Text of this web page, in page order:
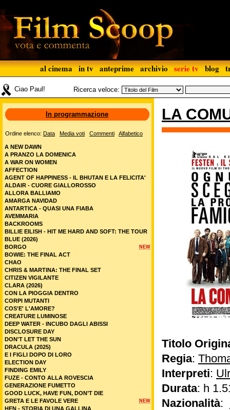
al cinema in tv anteprime archivio serie tv blog
Ciao Paul! Ricerca veloce:
LA
Titolo
Regia:
Interpreti:
Durata: h
Nazionalità:
In programmazione
Ordine elenco: Data Media voti Commenti Alfabetico
A NEW DAWN
A PRANZO LA DOMENICA
A WAR ON WOMEN
AFFECTION
AGENT OF HAPPINESS - IL BHUTAN E LA FELICITA'
ALDAIR - CUORE GIALLOROSSO
ALLORA BALLIAMO
AMARGA NAVIDAD
ANTARTICA - QUASI UNA FIABA
AVEMMARIA
BACKROOMS
BILLIE EILISH - HIT ME HARD AND SOFT: THE TOUR
BLUE (2026)
NEW
BORGO
BOWIE: THE FINAL ACT
CHAO
CHRIS & MARTINA: THE FINAL SET
CITIZEN VIGILANTE
CLARA (2026)
CON LA PIOGGIA DENTRO
CORPI MUTANTI
COS'E' L'AMORE?
CREATURE LUMINOSE
DEEP WATER - INCUBO DAGLI ABISSI
DISCLOSURE DAY
DON'T LET THE SUN
DRACULA (2025)
E I FIGLI DOPO DI LORO
ELECTION DAY
FINDING EMILY
FUZE - CONTO ALLA ROVESCIA
GENERAZIONE FUMETTO
GOOD LUCK, HAVE FUN, DON’T DIE
NEW
GRETA E LE FAVOLE VERE
HEN - STORIA DI UNA GALLINA